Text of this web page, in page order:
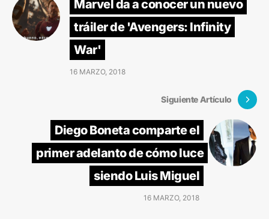
Marvel da a conocer un nuevo
tráiler de 'Avengers: Infinity
War'
16 MARZO, 2018
Siguiente Artículo
Diego Boneta comparte el
primer adelanto de cómo luce
siendo Luis Miguel
16 MARZO, 2018